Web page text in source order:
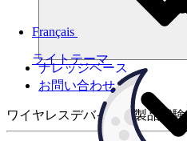
ライトテーマ
Français
ナレッジベース
お問い合わせ
ワイヤレスデバイスの製品試験